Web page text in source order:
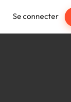
Se connecter